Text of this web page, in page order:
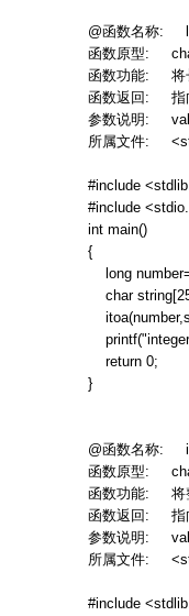
@函数名称:
函数原型: char
函数功能: 将
函数返回: 指
参数说明:
所属文件:
#include
#include
int main()
{
long
char
return 0;
}
@函数名称:
函数原型: char
函数功能: 将
函数返回: 指
参数说明:
所属文件:
#include